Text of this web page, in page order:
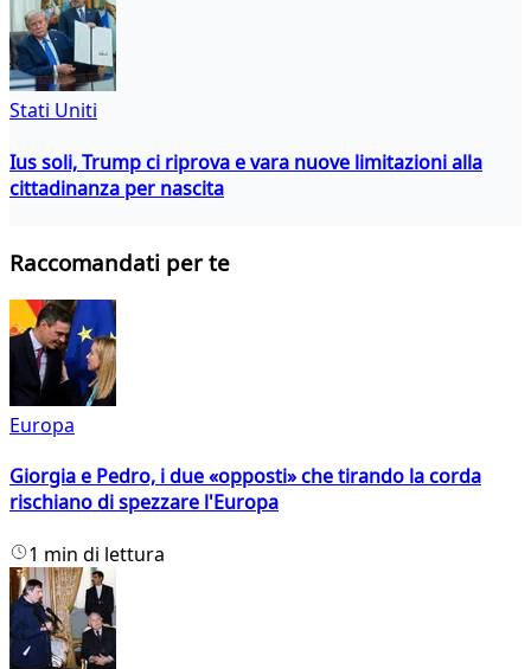
Stati Uniti
Ius soli, Trump ci riprova e vara nuove limitazioni alla
cittadinanza per nascita
Raccomandati per te
Europa
Giorgia e Pedro, i due «opposti» che tirando la corda
rischiano di spezzare l'Europa
1 min di lettura